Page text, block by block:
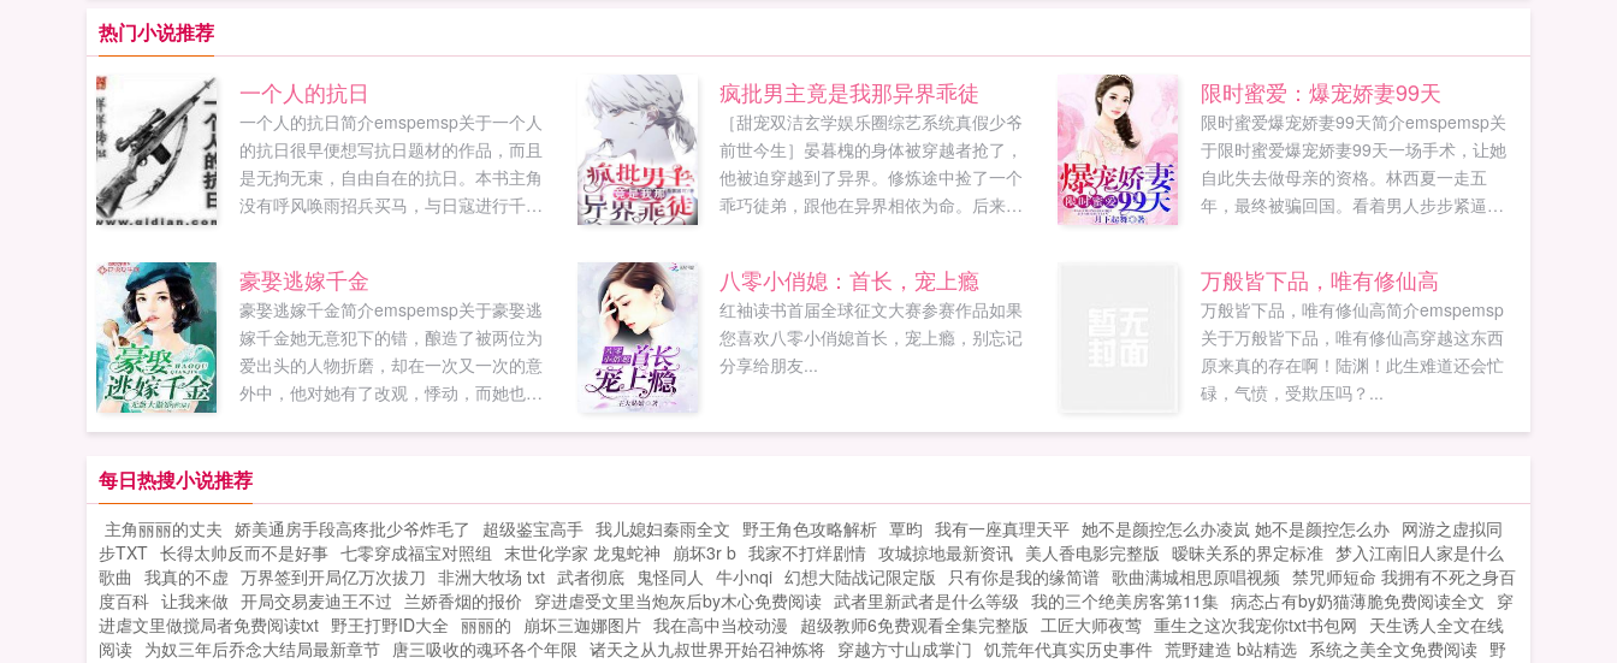
热门小说推荐
一个人的抗日
一个人的抗日简介emspemsp关于一个人
的抗日很早便想写抗日题材的作品，而且
是无拘无束，自由自在的抗日。本书主角
没有呼风唤雨招兵买马，与日寇进行千军
疯批男主竟是我那异界乖徒
［甜宠双洁玄学娱乐圈综艺系统真假少爷
前世今生］晏暮槐的身体被穿越者抢了，
他被迫穿越到了异界。修炼途中捡了一个
乖巧徒弟，跟他在异界相依为命。后来乖
自己的身体。穿越者用他的身体，在娱乐
圈混成了糊咖万人嫌。遗留的废物系统要
他积攒功德和攻...
限时蜜爱：爆宠娇妻99天
限时蜜爱爆宠娇妻99天简介emspemsp关
于限时蜜爱爆宠娇妻99天一场手术，让她
自此失去做母亲的资格。林西夏一走五
年，最终被骗回国。看着男人步步紧逼，
她激烈...
豪娶逃嫁千金
豪娶逃嫁千金简介emspemsp关于豪娶逃
嫁千金她无意犯下的错，酿造了被两位为
爱出头的人物折磨，却在一次又一次的意
外中，他对她有了改观，悸动，而她也不
痕，女主的泪顿时哗然而下，心抽搐的
疼。男主转身抱住女主，接着深吻，再到
滚床单，完事后他奸邪一笑说我现在才知
道，原来你那也好糊弄。What？慕锦轩，
我跟你没完人设阮嫒荷阮氏长女，成熟倔
强，隐忍，不易认输慕锦轩追更
win10menwoo18vip...
八零小俏媳：首长，宠上瘾
红袖读书首届全球征文大赛参赛作品如果
您喜欢八零小俏媳首长，宠上瘾，别忘记
分享给朋友...
万般皆下品，唯有修仙高
万般皆下品，唯有修仙高简介emspemsp
关于万般皆下品，唯有修仙高穿越这东西
原来真的存在啊！陆渊！此生难道还会忙
碌，气愤，受欺压吗？...
每日热搜小说推荐
主角丽丽的丈夫 娇美通房手段高疼批少爷炸毛了 超级鉴宝高手 我儿媳妇秦雨全文 野王角色攻略解析 覃昀 我有一座真理天平 她不是颜控怎么办凌岚 她不是颜控怎么办 网游之虚拟同
步TXT 长得太帅反而不是好事 七零穿成福宝对照组 末世化学家 龙鬼蛇神 崩坏3r b 我家不打烊剧情 攻城掠地最新资讯 美人香电影完整版 暧昧关系的界定标准 梦入江南旧人家是什么
歌曲 我真的不虚 万界签到开局亿万次拔刀 非洲大牧场 txt 武者彻底 鬼怪同人 牛小nqi 幻想大陆战记限定版 只有你是我的缘简谱 歌曲满城相思原唱视频 禁咒师短命 我拥有不死之身百
度百科 让我来做 开局交易麦迪王不过 兰娇香烟的报价 穿进虐受文里当炮灰后by木心免费阅读 武者里新武者是什么等级 我的三个绝美房客第11集 病态占有by奶猫薄脆免费阅读全文 穿
进虐文里做搅局者免费阅读txt 野王打野ID大全 丽丽的 崩坏三迦娜图片 我在高中当校动漫 超级教师6免费观看全集完整版 工匠大师夜莺 重生之这次我宠你txt书包网 天生诱人全文在线
阅读 为奴三年后乔念大结局最新章节 唐三吸收的魂环各个年限 诸天之从九叔世界开始召神炼将 穿越方寸山成掌门 饥荒年代真实历史事件 荒野建造 b站精选 系统之美全文免费阅读 野